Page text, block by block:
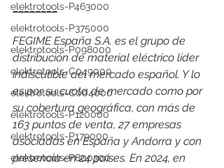
elektrotools-P463000
elektrotools-P375000
elektrotools-P098000
elektrotools-C049000
elektrotools-C004000
elektrotools-P120000
elektrotools-P179000
elektrotools-P800300
________
FEGIME España S.A. es el grupo de
distribución de material eléctrico líder
indiscutible del mercado español. Y lo
es por su cuota de mercado como por
su cobertura geográfica, con más de
163 puntos de venta, 27 empresas
asociadas en España y Andorra y con
presencia en 24 países. En 2024, en